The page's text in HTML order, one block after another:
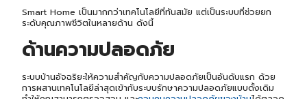
Smart Home เป็นมากกว่าเทคโนโลยีที่ทันสมัย แต่เป็นระบบที่ช่วยยก
ระดับคุณภาพชีวิตในหลายด้าน ดังนี้
ด้านความปลอดภัย
ระบบบ้านอัจฉริยะให้ความสำคัญกับความปลอดภัยเป็นอันดับแรก ด้วย
การผสานเทคโนโลยีล่าสุดเข้ากับระบบรักษาความปลอดภัยแบบดั้งเดิม